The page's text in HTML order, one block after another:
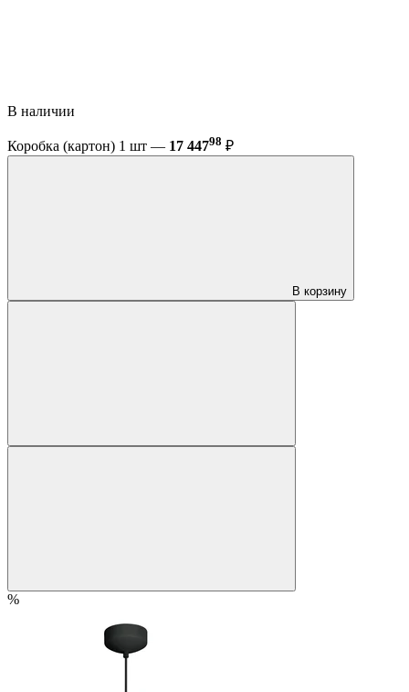
В наличии
Коробка (картон) 1 шт — 17 44798 ₽
В корзину
%